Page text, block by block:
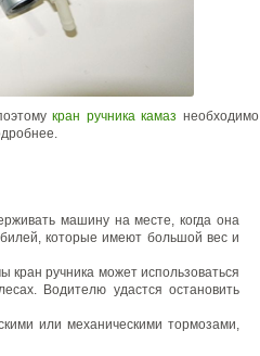
кран ручника камаз необходимо
машину на месте, когда она
которые имеют большой вес и
кран ручника может использоваться
Водителю удастся остановить
или механическими тормозами,